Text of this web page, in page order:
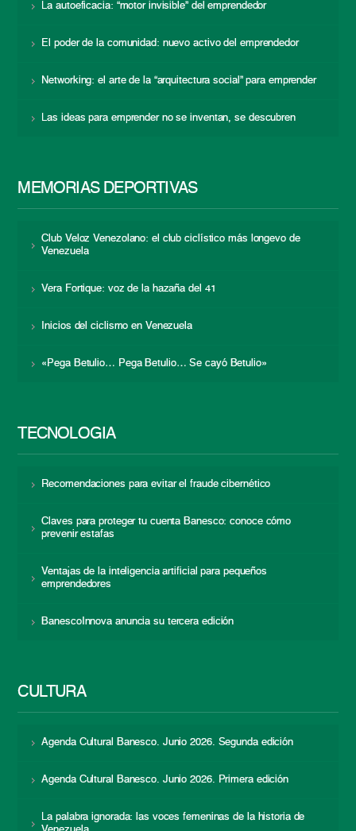
La autoeficacia: “motor invisible” del emprendedor
El poder de la comunidad: nuevo activo del emprendedor
Networking: el arte de la “arquitectura social” para emprender
Las ideas para emprender no se inventan, se descubren
MEMORIAS DEPORTIVAS
Club Veloz Venezolano: el club ciclístico más longevo de
Venezuela
Vera Fortique: voz de la hazaña del 41
Inicios del ciclismo en Venezuela
«Pega Betulio… Pega Betulio… Se cayó Betulio»
TECNOLOGÍA
Recomendaciones para evitar el fraude cibernético
Claves para proteger tu cuenta Banesco: conoce cómo
prevenir estafas
Ventajas de la inteligencia artificial para pequeños
emprendedores
BanescoInnova anuncia su tercera edición
CULTURA
Agenda Cultural Banesco. Junio 2026. Segunda edición
Agenda Cultural Banesco. Junio 2026. Primera edición
La palabra ignorada: las voces femeninas de la historia de